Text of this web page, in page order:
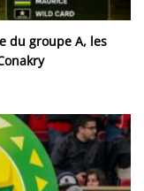
du groupe A, les